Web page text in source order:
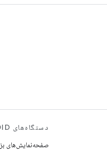
دستگاه‌های ANDROID
صفحه‌نمایش‌های